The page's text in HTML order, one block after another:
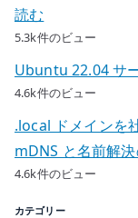
読む
5.3k件のビュー
Ubuntu 22.04 サ
4.6k件のビュー
.local ドメインを
mDNS と名前解
4.6k件のビュー
カテゴリー